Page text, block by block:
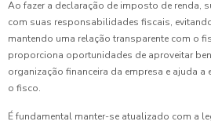
Ao fazer a declaração de imposto de renda,
com suas responsabilidades fiscais,
mantendo uma relação transparente com o
proporciona oportunidades de aproveitar
organização financeira da empresa e ajuda
o fisco.
É fundamental manter-se atualizado com a